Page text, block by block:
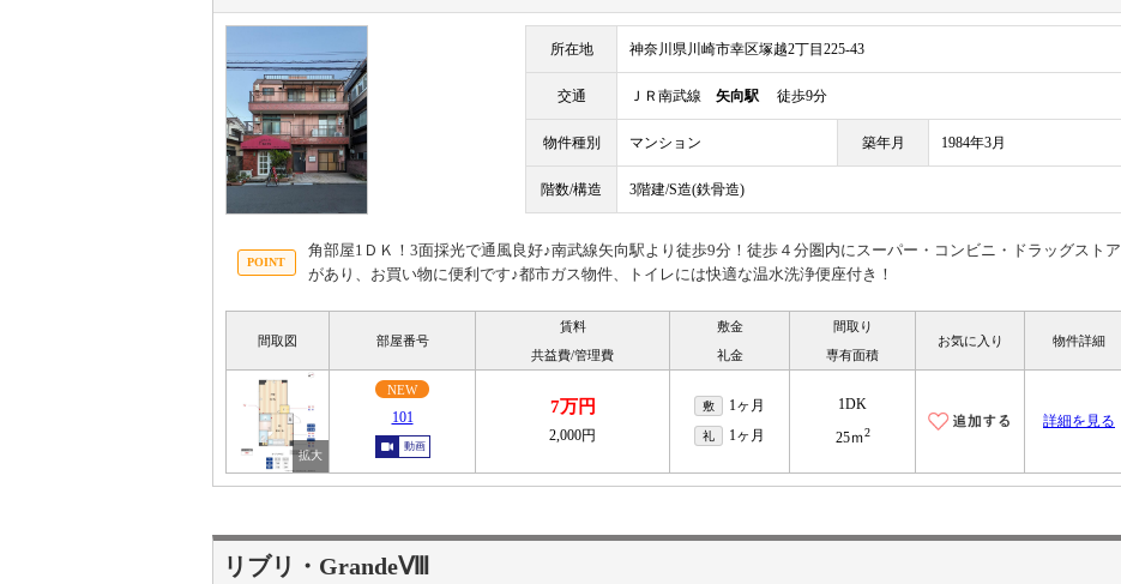
所在地 神奈川県川崎市幸区塚越2丁目225-43
交通 ＪＲ南武線 矢向駅 徒歩9分
物件種別 マンション 築年月 1984年3月
階数/構造 3階建/S造(鉄骨造)
角部屋1ＤＫ！3面採光で通風良好♪南武線矢向駅より徒歩9分！徒歩４分圏内にスーパー・コンビニ・ドラッグストア
があり、お買い物に便利です♪都市ガス物件、トイレには快適な温水洗浄便座付き！
間取図 部屋番号
賃料
共益費/管理費
敷金
礼金
間取り
専有面積
お気に入り 物件詳細
NEW
101
動画
7万円
2,000円
敷 1ヶ月
礼 1ヶ月
1DK
25ｍ2
詳細を見る
リブリ・GrandeⅧ